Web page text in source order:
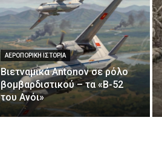
ΑΕΡΟΠΟΡΙΚΉ ΙΣΤΟΡΊΑ
Βιετναμικά Antonov σε ρόλο
βομβαρδιστικού – τα «Β-52
του Ανόι»